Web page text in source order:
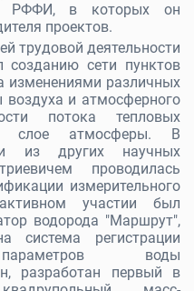
РФФИ, в которых он
проектов.
трудовой деятельности
сети пунктов
изменениями различных
воздуха и атмосферного
потока тепловых
слое атмосферы. В
из других научных
проводилась
измерительного
участии был
водорода "Маршрут",
система регистрации
параметров воды
разработан первый в